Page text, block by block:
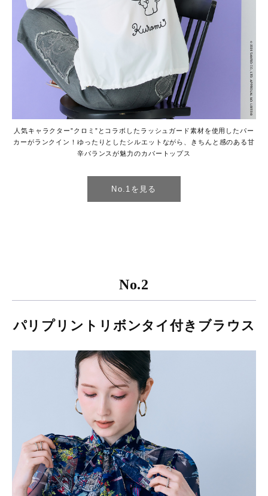
人気キャラクター”クロミ”とコラボしたラッシュガード素材を使用したパー
カーがランクイン！ゆったりとしたシルエットながら、きちんと感のある甘
辛バランスが魅力のカバートップス
No.1を見る
No.2
パリプリントリボンタイ付きブラウス